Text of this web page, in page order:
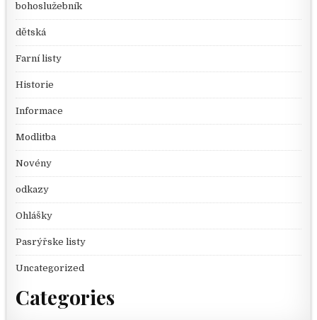
bohoslužebník
dětská
Farní listy
Historie
Informace
Modlitba
Novény
odkazy
Ohlášky
Pasrýřske listy
Uncategorized
Categories